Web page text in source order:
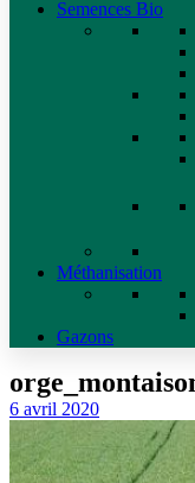
Semences Bio
Méthanisation
Gazons
6 avril 2020